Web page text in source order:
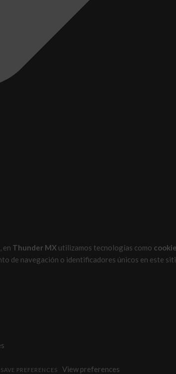
en Thunder MX utilizamos tecnologías como
de navegación o identificadores únicos en este
SAVE PREFERENCES
View preferences